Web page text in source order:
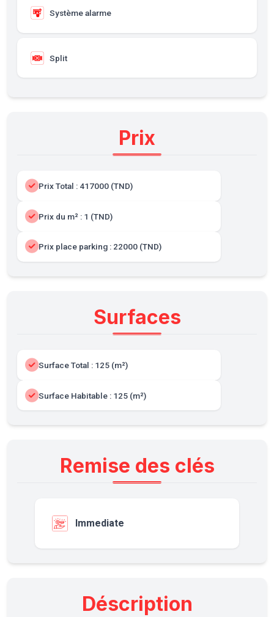
Système alarme
Split
Prix
Prix Total : 417000 (TND)
Prix du m² : 1 (TND)
Prix place parking : 22000 (TND)
Surfaces
Surface Total : 125 (m²)
Surface Habitable : 125 (m²)
Remise des clés
Immediate
Déscription